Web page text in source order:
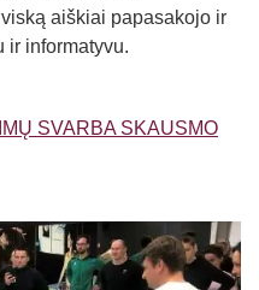
aiškiai papasakojo ir
ir informatyvu.
SVARBA SKAUSMO